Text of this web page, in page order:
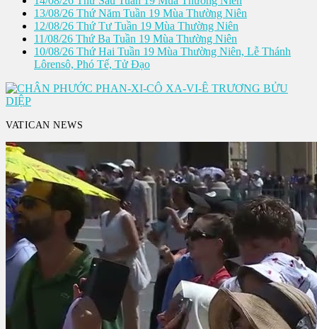
13/08/26 Thứ Năm Tuần 19 Mùa Thường Niên
12/08/26 Thứ Tư Tuần 19 Mùa Thường Niên
11/08/26 Thứ Ba Tuần 19 Mùa Thường Niên
10/08/26 Thứ Hai Tuần 19 Mùa Thường Niên, Lễ Thánh
Lôrensô, Phó Tế, Tử Ðạo
VATICAN NEWS